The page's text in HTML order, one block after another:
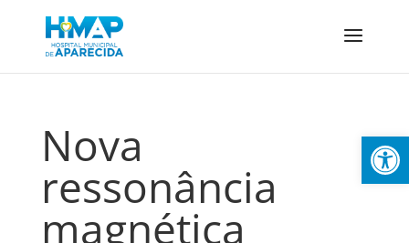
Abrir
Nova
ressonância
magnética